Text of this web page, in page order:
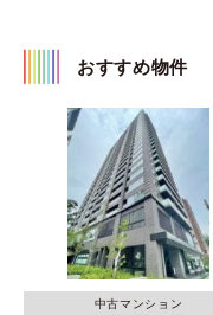
おすすめ物件
中古マンション